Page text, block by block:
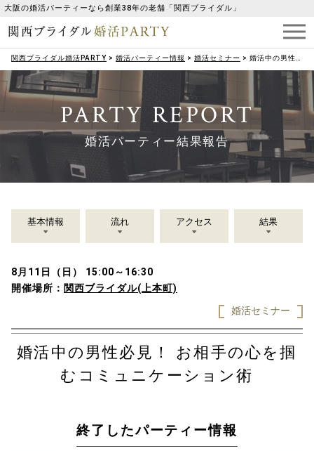
大阪の婚活パーティーなら創業38年の老舗「関西ブライダル」
関西ブライダル婚活PARTY > 婚活パーティー情報 > 婚活セミナー > 婚活中の男性必見！ お相手の心を掴むコミュニケーション術
PARTY REPORT
婚活パーティー結果報告
基本情報 流れ アクセス 結果
8月11日（日） 15:00～16:30
開催場所： 関西ブライダル(上本町)
婚活セミナー
婚活中の男性必見！ お相手の心を掴
むコミュニケーション術
終了したパーティー情報